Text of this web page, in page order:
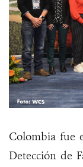
Colombia fue
Detección de